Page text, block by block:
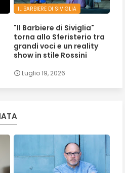
IL BARBIERE DI SIVIGLIA
"Il Barbiere di Siviglia"
torna allo Sferisterio tra
grandi voci e un reality
show in stile Rossini
Luglio 19, 2026